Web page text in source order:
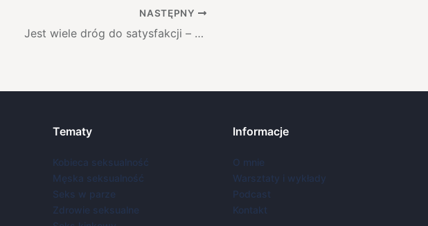
NASTĘPNY
Jest wiele dróg do satysfakcji – aktywność seksualna kobiet z endometriozą
Tematy
Kobieca seksualność
Męska seksualność
Seks w parze
Zdrowie seksualne
Informacje
O mnie
Warsztaty i wykłady
Podcast
Kontakt